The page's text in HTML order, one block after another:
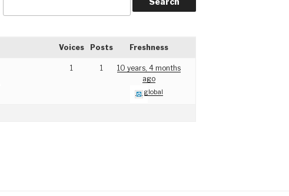
Voices Posts Freshness
1 1
10 years, 4 months
ago
global